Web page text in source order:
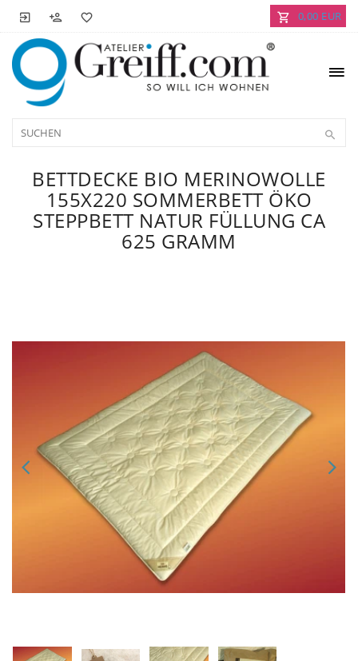
0,00 EUR
BETTDECKE BIO MERINOWOLLE
155X220 SOMMERBETT ÖKO
STEPPBETT NATUR FÜLLUNG CA
625 GRAMM